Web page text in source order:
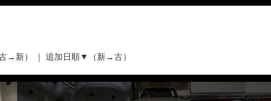
→新） 追加日順▼（新→古）